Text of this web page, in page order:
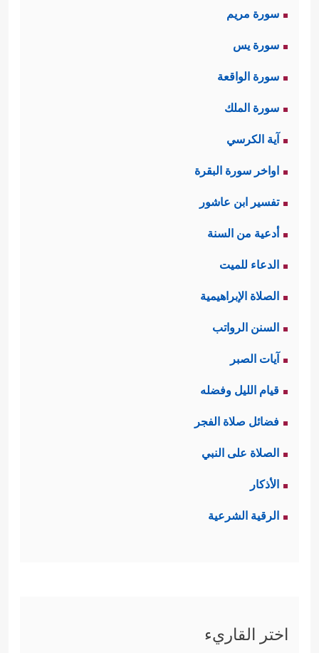
سورة مريم
سورة يس
سورة الواقعة
سورة الملك
آية الكرسي
اواخر سورة البقرة
تفسير ابن عاشور
أدعية من السنة
الدعاء للميت
الصلاة الإبراهيمية
السنن الرواتب
آيات الصبر
قيام الليل وفضله
فضائل صلاة الفجر
الصلاة على النبي
الأذكار
الرقية الشرعية
اختر القاريء